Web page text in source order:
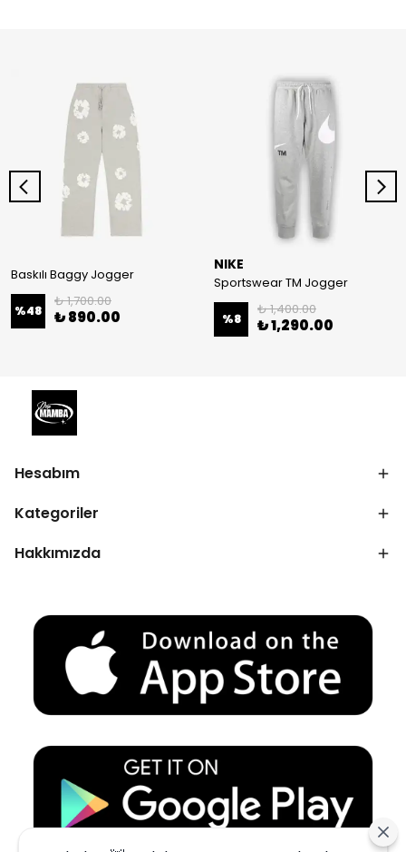
Baskılı Baggy Jogger
%48
₺ 1,700.00
₺ 890.00
NIKE
Sportswear TM Jogger
%8
₺ 1,400.00
₺ 1,290.00
Hesabım
Kategoriler
Hakkımızda